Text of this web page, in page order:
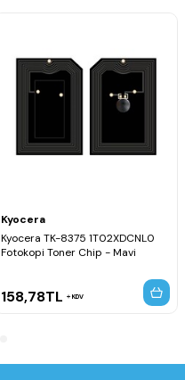
Kyocera
Kyocera TK-8375 1T02XDCNL0
Fotokopi Toner Chip - Mavi
158,78TL KDV